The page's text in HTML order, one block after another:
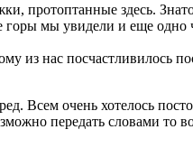
протоптанные здесь.
мы увидели и еще одно
из нас посчастливилось
Всем очень хотелось
передать словами то